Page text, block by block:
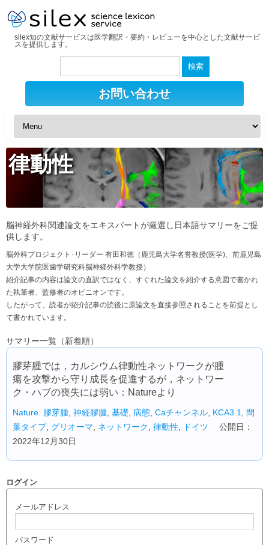
silex知の文献サービスは医学翻訳・要約・レビューを中心とした文献サービ
スを提供します。
検
お問い合わせ
律動性
脳神経外科関連論文をエキスパートが厳選し日本語サマリーをご提
供します。
脳外科プロジェクト･リーダー 有田和徳（鹿児島大学名誉教授(医学)、前鹿児島
大学大学院医歯学研究科脳神経外科学教授）
紹介記事の内容は論文の直訳ではなく、すぐれた論文を紹介する意図で書かれ
た執筆者、監修者のオピニオンです。
したがって、読者が紹介記事の読後に原論文を直接参照されることを前提とし
て書かれています。
サマリー一覧（新着順）
膠芽腫では，カルシウム律動性ネットワークが腫
瘍を攻撃から守り成長を促進するが，ネットワー
ク・ハブの喪失には弱い：Natureより
Nature. 膠芽腫 神経膠腫 基礎 病態 Caチャンネル KCA3.1
間
葉タイプ, グリオーマ ネットワーク 律動性 ドイツ 公開日：
2022年12月30日
ログイン
メールアドレス
パスワード